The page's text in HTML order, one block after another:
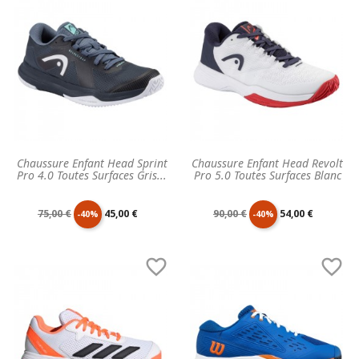
Chaussure Enfant Head Sprint
Pro 4.0 Toutes Surfaces Gris...
Prix
75,00 € -40% Prix
45,00 €
Chaussure Enfant Head Revolt
Pro 5.0 Toutes Surfaces Blanc
Prix
90,00 € -40% Prix
54,00 €
 